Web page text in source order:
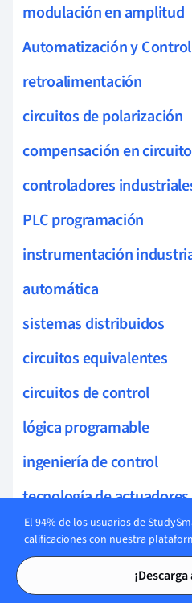
Tarjetas
Tarjetas
modulación en amplitud
Automatización y
retroalimentación
circuitos de polarización
compensación en
controladores
PLC programación
instrumentación
automática
sistemas distribuidos
circuitos equivalentes
circuitos de control
lógica programable
ingeniería de control
tecnología de actuadores
sistemas multinivel
sistemas de regulación
El 94% de los usuarios de
calificaciones con nuestra